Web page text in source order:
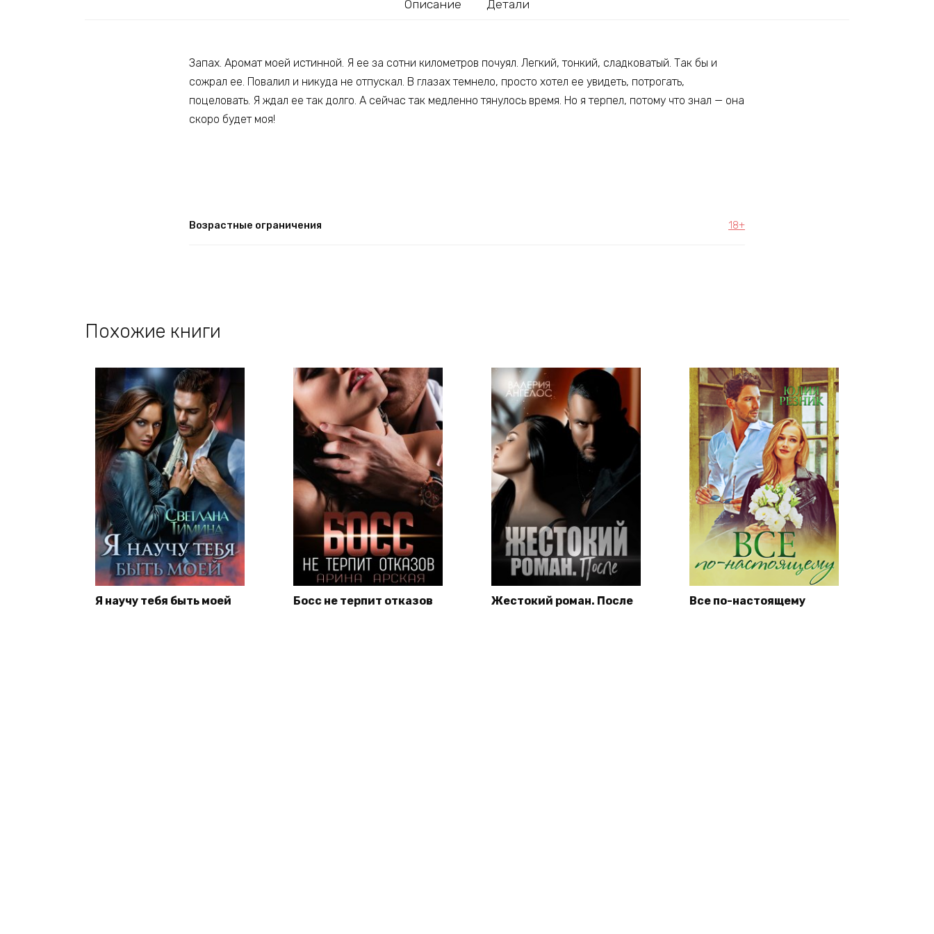
Описание Детали
Запах. Аромат моей истинной. Я ее за сотни километров почуял. Легкий, тонкий, сладковатый. Так бы и
сожрал ее. Повалил и никуда не отпускал. В глазах темнело, просто хотел ее увидеть, потрогать,
поцеловать. Я ждал ее так долго. А сейчас так медленно тянулось время. Но я терпел, потому что знал — она
скоро будет моя!
Возрастные ограничения 18+
Похожие книги
Я научу тебя быть моей Босс не терпит отказов Жестокий роман. После Все по-настоящему